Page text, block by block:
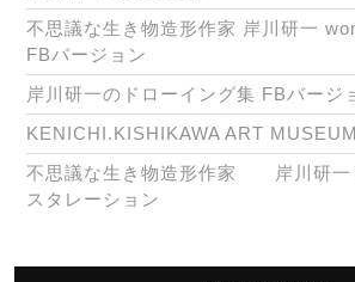
不思議な生き物造形作家 岸川研一
FBバージョン
岸川研一のドローイング集 FBバージ
KENICHI.KISHIKAWA ART
不思議な生き物造形作家 岸川研一
スタレーション